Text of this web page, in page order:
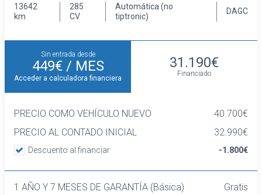
bombilla LED y luz larga con bombilla LED
Pintura solida
Cinco plazas ( 2+3 )
Asientos de tela (material principal) y de
cuero sintético (material secundario)
Asiento delantero del conductor y
altura y ajuste lumbar manual
Asientos traseros de tres plazas de tipo
banco de orientación delantera con respaldo
Volante de aluminio y cuero
Cierre centralizado con apertura por
13642
km
285
CV
Automática (no
tiptronic)
DAGC
Sin entrada desde
449€ / MES
Acceder a calculadora financiera
31.190€
Financiado
PRECIO COMO VEHÍCULO NUEVO
40.700€
PRECIO AL CONTADO INICIAL
32.990€
Descuento al financiar -1.800€
1 AÑO Y 7 MESES DE GARANTÍA (Básica) Gratis